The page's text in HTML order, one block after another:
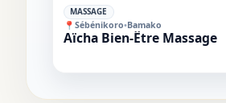
✓
MASSAGE
Aïcha Bien-Être Massage
📍 Sébénikoro•Bamako